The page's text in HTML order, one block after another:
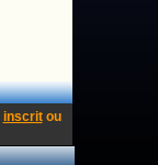
inscritou